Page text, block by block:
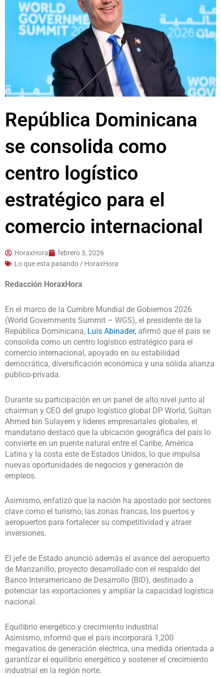
República Dominicana
se consolida como
centro logístico
estratégico para el
comercio internacional
HoraxHora
febrero 3, 2026
Lo que esta pasando / HoraxHora
Redacción HoraxHora
En el marco de la Cumbre Mundial de Gobiernos 2026
(World Governments Summit – WGS), el presidente de la
República Dominicana, Luis Abinader, afirmó que el país se
consolida como un centro logístico estratégico para el
comercio internacional, apoyado en su estabilidad
democrática, diversificación económica y una sólida alianza
público-privada.
Durante su participación en un panel de alto nivel junto al
chairman y CEO del grupo logístico global DP World, Sultan
Ahmed bin Sulayem y líderes empresariales globales, el
mandatario destacó que la ubicación geográfica del país lo
convierte en un puente natural entre el Caribe, América
Latina y la costa este de Estados Unidos, lo que impulsa
nuevas oportunidades de negocios y generación de
empleos.
Asimismo, enfatizó que la nación ha apostado por sectores
clave como el turismo, las zonas francas, los puertos y
aeropuertos para fortalecer su competitividad y atraer
inversiones.
El jefe de Estado anunció además el avance del aeropuerto
de Manzanillo, proyecto desarrollado con el respaldo del
Banco Interamericano de Desarrollo (BID), destinado a
potenciar las exportaciones y ampliar la capacidad logística
nacional.
Equilibrio energético y crecimiento industrial
Asimismo, informó que el país incorporará 1,200
megavatios de generación eléctrica, una medida orientada a
garantizar el equilibrio energético y sostener el crecimiento
industrial en la región norte.